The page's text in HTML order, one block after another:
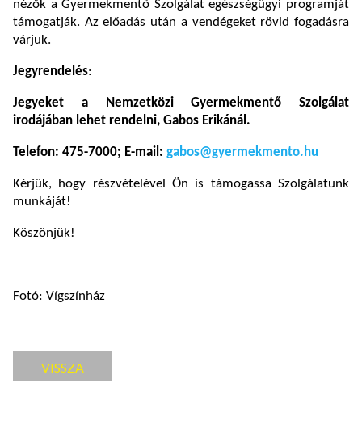
nézők a Gyermekmentő Szolgálat egészségügyi programját
támogatják. Az előadás után a vendégeket rövid fogadásra
várjuk.
Jegyrendelés:
Jegyeket a Nemzetközi Gyermekmentő Szolgálat
irodájában lehet rendelni, Gabos Erikánál.
Telefon: 475-7000; E-mail: gabos@gyermekmento.hu
Kérjük, hogy részvételével Ön is támogassa Szolgálatunk
munkáját!
Köszönjük!
Fotó: Vígszínház
VISSZA